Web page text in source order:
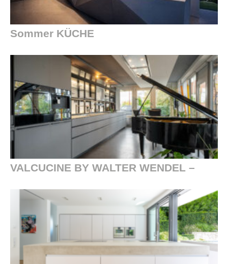
Sommer KÜCHE
VALCUCINE BY WALTER WENDEL –